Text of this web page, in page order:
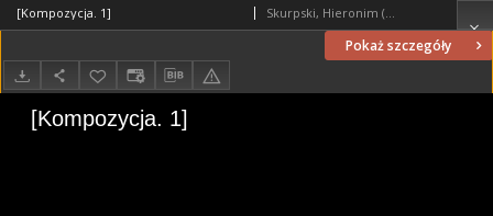
Pokaż szczegóły
[Kompozycja. 1] Skurpski, Hieronim (1914-2006)